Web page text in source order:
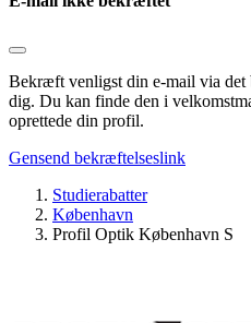
Bekræft venligst din e-mail via
dig. Du kan finde den i
oprettede din profil.
Gensend bekræftelseslink
Studierabatter
København
Profil Optik København S